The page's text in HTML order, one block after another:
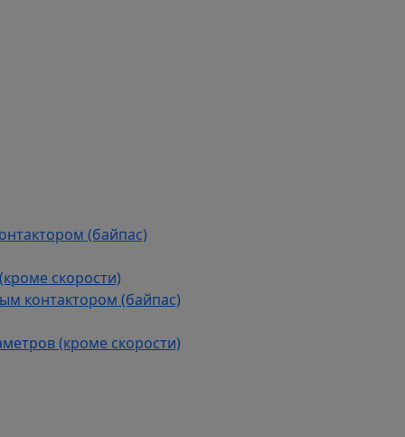
(байпас)
скорости)
контактором (байпас)
(кроме скорости)